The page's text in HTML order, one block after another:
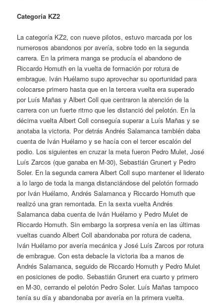
Categoría KZ2
La categoría KZ2, con nueve pilotos, estuvo marcada por los
numerosos abandonos por avería, sobre todo en la segunda
carrera. En la primera manga se producía el abandono de
Riccardo Homuth en la vuelta de formación por rotura de
embrague. Iván Huélamo supo aprovechar su oportunidad para
colocarse primero hasta que en la tercera vuelta era superado
por Luís Mañas y Albert Coll que centraron la atención de la
carrera con un fuerte ritmo que les distanció del pelotón. En la
décima vuelta Albert Coll conseguía superar a Luís Mañas y se
anotaba la victoria. Por detrás Andrés Salamanca también daba
cuenta de Iván Huélamo y se hacía con el tercer escalón del
podio. Los siguientes en cruzar la meta fueron Pedro Mulet, José
Luís Zarcos (que ganaba en M-30), Sebastián Grunert y Pedro
Soler. En la segunda carrera Albert Coll supo mantener el liderato
a lo largo de toda la manga distanciándose del pelotón formado
por Iván Huélamo, Andrés Salamanca y Riccardo Homuth que
realizó una gran remontada. En la sexta vuelta Andrés
Salamanca daba cuenta de Iván Huélamo y Pedro Mulet de
Riccardo Homuth. Sin embargo la sorpresa venía en las últimas
vueltas cuando Albert Coll abandonaba por rotura de cadena,
Iván Huélamo por avería mecánica y José Luís Zarcos por rotura
de embrague. Con esta debacle la victoria iba a manos de
Andrés Salamanca, seguido de Riccardo Homuth y Pedro Mulet
en posiciones de podio. Sebastián Grunert era cuarto y primero
en M-30, cerrando el pelotón Pedro Soler. Luís Mañas tampoco
tenía su día y abandonaba por avería en la primera vuelta.